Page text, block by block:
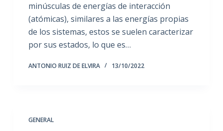
minúsculas de energías de interacción
(atómicas), similares a las energías propias
de los sistemas, estos se suelen caracterizar
por sus estados, lo que es…
ANTONIO RUIZ DE ELVIRA 13/10/2022
GENERAL